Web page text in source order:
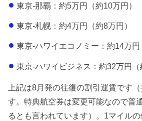
東京-那覇：約5万円（約10万円）
東京-札幌：約4万円（約8万円）
東京-ハワイエコノミー：約14万円
東京-ハワイビジネス：約32万円（
上記は8月発の往復の割引運賃です
す。特典航空券は変更可能なので普
るとも言われています）。1マイル